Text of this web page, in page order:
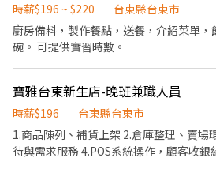
時薪$196 ~ $220
台東縣台東市
廚房備料，製作餐點，送餐，介紹菜單
碗。 可提供實習時數。
寶雅台東新生店-晚班兼職人員
時薪$196
台東縣台東市
1.商品陳列、補貨上架 2.倉庫整理、賣場
待與需求服務 4.POS系統操作，顧客收